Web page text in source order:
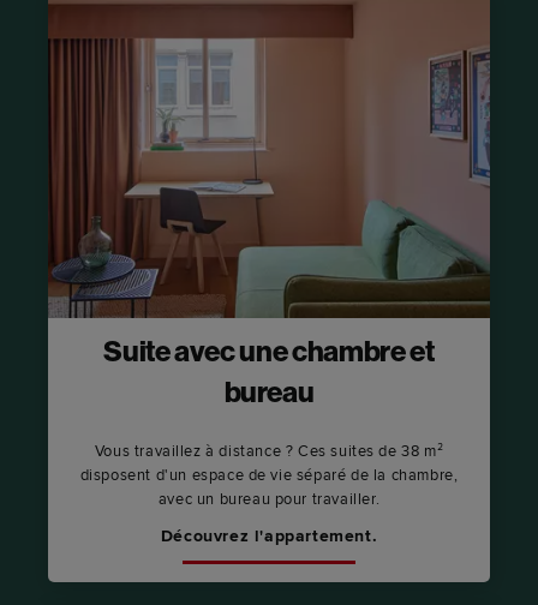
Suite avec une chambre et
bureau
Vous travaillez à distance ? Ces suites de 38 m²
disposent d'un espace de vie séparé de la chambre,
avec un bureau pour travailler.
Découvrez l'appartement.